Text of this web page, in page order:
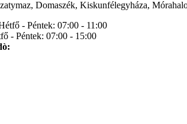
Domaszék, Kiskunfélegyháza,
- Péntek: 07:00 - 11:00
- Péntek: 07:00 - 15:00